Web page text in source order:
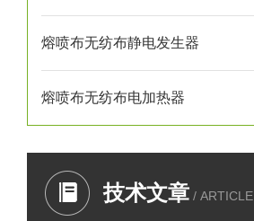
熔喷布无纺布静电发生器
熔喷布无纺布电加热器
技术文章 / ARTICLE